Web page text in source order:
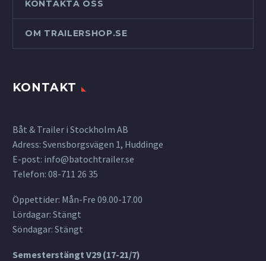
KONTAKTA OSS
OM TRAILERSHOP.SE
KONTAKT
Båt & Trailer i Stockholm AB
Adress: Svensborgsvägen 1, Huddinge
E-post: info@batochtrailer.se
Telefon: 08-711 26 35
Öppettider: Mån-Fre 09.00-17.00
Lördagar: Stängt
Söndagar: Stängt
Semesterstängt V29 (17-21/7)